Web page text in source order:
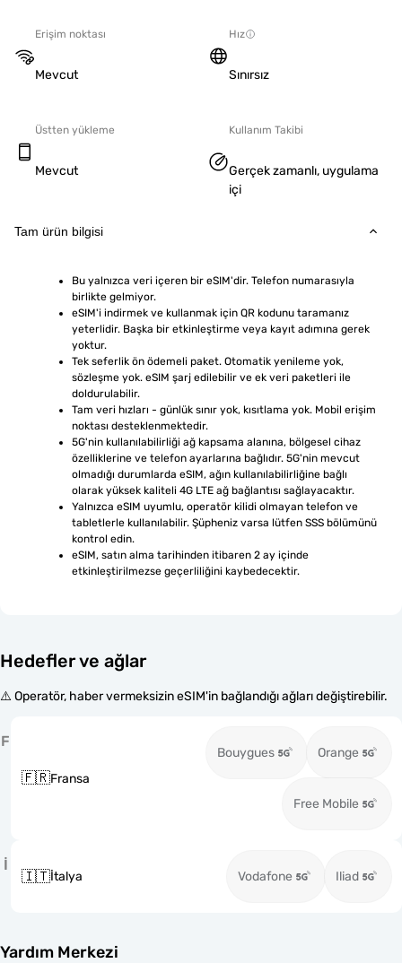
Erişim noktası
Mevcut
Hız
Sınırsız
Üstten yükleme
Mevcut
Kullanım Takibi
Gerçek zamanlı, uygulama
içi
Tam ürün bilgisi
Bu yalnızca veri içeren bir eSIM'dir. Telefon numarasıyla
birlikte gelmiyor.
eSIM'i indirmek ve kullanmak için QR kodunu taramanız
yeterlidir. Başka bir etkinleştirme veya kayıt adımına gerek
yoktur.
Tek seferlik ön ödemeli paket. Otomatik yenileme yok,
sözleşme yok. eSIM şarj edilebilir ve ek veri paketleri ile
doldurulabilir.
Tam veri hızları - günlük sınır yok, kısıtlama yok. Mobil erişim
noktası desteklenmektedir.
5G'nin kullanılabilirliği ağ kapsama alanına, bölgesel cihaz
özelliklerine ve telefon ayarlarına bağlıdır. 5G'nin mevcut
olmadığı durumlarda eSIM, ağın kullanılabilirliğine bağlı
olarak yüksek kaliteli 4G LTE ağ bağlantısı sağlayacaktır.
Yalnızca eSIM uyumlu, operatör kilidi olmayan telefon ve
tabletlerle kullanılabilir. Şüpheniz varsa lütfen SSS bölümünü
kontrol edin.
eSIM, satın alma tarihinden itibaren 2 ay içinde
etkinleştirilmezse geçerliliğini kaybedecektir.
Hedefler ve ağlar
⚠️ Operatör, haber vermeksizin eSIM'in bağlandığı ağları değiştirebilir.
F
🇫🇷Fransa
Bouygues Orange
Free Mobile
İ
🇮🇹İtalya Vodafone Iliad
Yardım Merkezi